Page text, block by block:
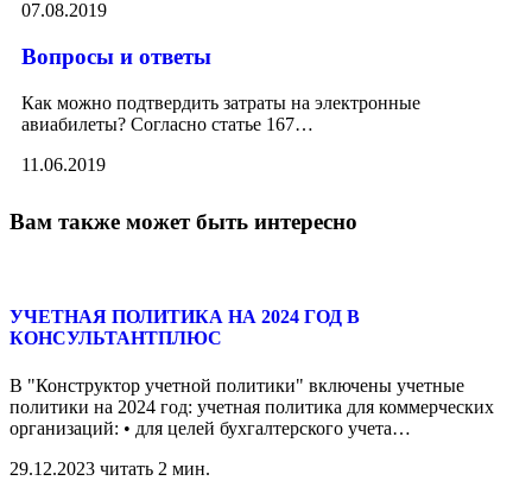
07.08.2019
Вопросы и ответы
Как можно подтвердить затраты на электронные
авиабилеты? Согласно статье 167…
11.06.2019
Вам также может быть интересно
УЧЕТНАЯ ПОЛИТИКА НА 2024 ГОД В
КОНСУЛЬТАНТПЛЮС
В "Конструктор учетной политики" включены учетные
политики на 2024 год: учетная политика для коммерческих
организаций: • для целей бухгалтерского учета…
29.12.2023 читать 2 мин.